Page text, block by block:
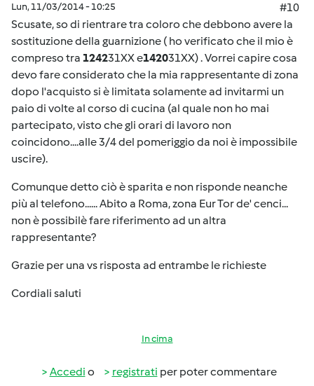
Lun, 11/03/2014 - 10:25
#10
Scusate, so di rientrare tra coloro che debbono avere la
sostituzione della guarnizione ( ho verificato che il mio è
compreso tra 124231XX e142031XX) . Vorrei capire cosa
devo fare considerato che la mia rappresentante di zona
dopo l'acquisto si è limitata solamente ad invitarmi un
paio di volte al corso di cucina (al quale non ho mai
partecipato, visto che gli orari di lavoro non
coincidono....alle 3/4 del pomeriggio da noi è impossibile
uscire).
Comunque detto ciò è sparita e non risponde neanche
più al telefono...... Abito a Roma, zona Eur Tor de' cenci...
non è possibilè fare riferimento ad un altra
rappresentante?
Grazie per una vs risposta ad entrambe le richieste
Cordiali saluti
In cima
Accedi o registrati per poter commentare